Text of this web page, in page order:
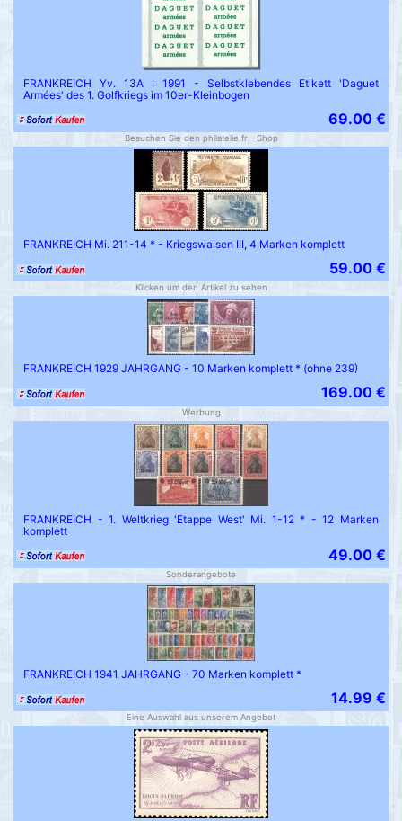
FRANKREICH Yv. 13A : 1991 - Selbstklebendes Etikett 'Daguet
Armées' des 1. Golfkriegs im 10er-Kleinbogen
69.00 €
Besuchen Sie den philatelie.fr - Shop
FRANKREICH Mi. 211-14 * - Kriegswaisen III, 4 Marken komplett
59.00 €
Klicken um den Artikel zu sehen
FRANKREICH 1929 JAHRGANG - 10 Marken komplett * (ohne 239)
169.00 €
Werbung
FRANKREICH - 1. Weltkrieg 'Etappe West' Mi. 1-12 * - 12 Marken
komplett
49.00 €
Sonderangebote
FRANKREICH 1941 JAHRGANG - 70 Marken komplett *
14.99 €
Eine Auswahl aus unserem Angebot